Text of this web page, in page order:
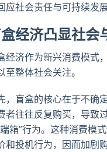
应社会责任与可持续发展
经济凸显社会
经济作为新兴消费模式
至整体社会关注。
，盲盒的核心在于不确
者往往反复购买，导致
箱”行为。这种消费模
和投机行为，因而加剧